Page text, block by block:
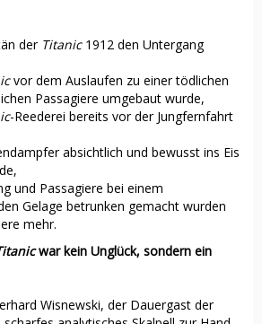
der Titanic1912 den Untergang
vor dem Auslaufen zu einer tödlichen
Passagiere umgebaut wurde,
-Reederei bereits vor der Jungfernfahrt
absichtlich und bewusst ins Eis
und Passagiere bei einem
Gelage betrunken gemacht wurden
mehr.
war kein Unglück, sondern ein
Wisnewski, der Dauergast der